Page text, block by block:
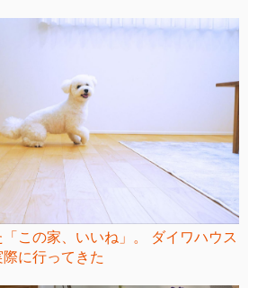
この家、いいね」。 ダイワハウス
に行ってきた